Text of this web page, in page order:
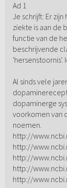
Ad 1
Je schrijft: Er
ziekte is aan de
functie van de
beschrijvende
'hersenstoornis'.
Al sinds vele
dopaminerge
voorkomen van
noemen.
http://
http://
http://
http://
http://